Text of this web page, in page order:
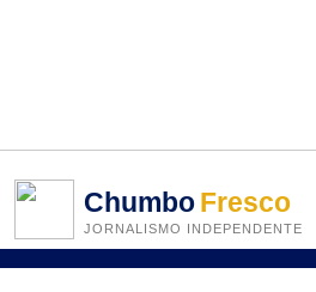
ChumboFresco
JORNALISMO INDEPENDENTE